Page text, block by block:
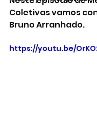
Coletivas vamos
Bruno Arranhado.
https://youtu.be/